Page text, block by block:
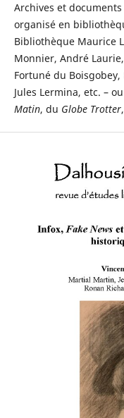
Archives et
organisé en
Bibliothèque Maurice
Monnier, André
Fortuné du
Jules Lermina, etc. –
Matin, du Globe Trotter